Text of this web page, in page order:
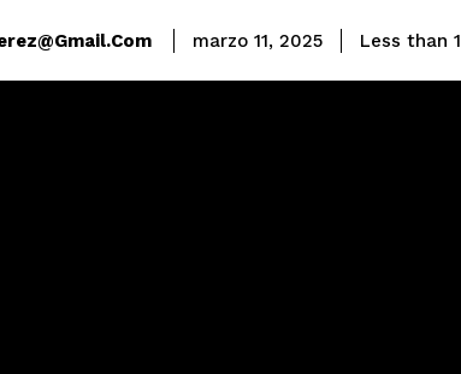
marzo 11, 2025 Less than 1